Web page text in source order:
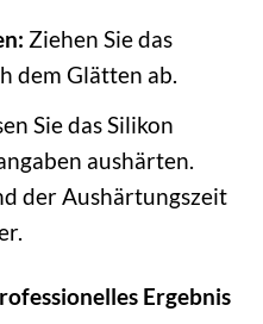
Ziehen Sie das
dem Glätten ab.
Sie das Silikon
aushärten.
der Aushärtungszeit
Ergebnis